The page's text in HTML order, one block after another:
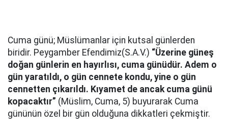
Cuma günü; Müslümanlar için kutsal günlerden
biridir. Peygamber Efendimiz(S.A.V.) “Üzerine güneş
doğan günlerin en hayırlısı, cuma günüdür. Adem o
gün yaratıldı, o gün cennete kondu, yine o gün
cennetten çıkarıldı. Kıyamet de ancak cuma günü
kopacaktır” (Müslim, Cuma, 5) buyurarak Cuma
gününün özel bir gün olduğuna dikkatleri çekmiştir.